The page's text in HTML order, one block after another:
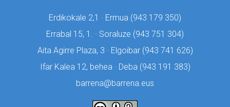
Erdikokale 2,1 · Ermua (943 179 350)
Errabal 15, 1. · Soraluze (943 751 304)
Aita Agirre Plaza, 3 · Elgoibar (943 741 626)
Ifar Kalea 12, behea · Deba (943 191 383)
barrena@barrena.eus